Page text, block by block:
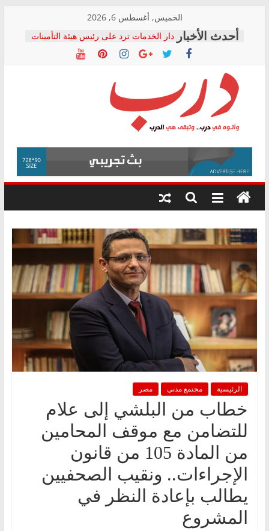
content
الخميس, أغسطس 6, 2026
دار الخدمات ترد على رئيس هيئة التأمينات
بعد مؤتمره الصحفي: إنكار الأزمة لا ينهي
معاناة أصحاب المعاشات.. ونطالب بكشف
فرحات سليمان يكتب: القطاع الصحي إلى
أين؟
حزب التحالف الشعبي يطلق لجنة “الحق
في الصحة” بالإسكندرية لرصد الانتهاكات
ودعم المرضى
الوزاري لمدينة الصحفيين.. وانتهاء أعمال
إنشاء المبنى الإداري
المجلس القومي لحقوق الإنسان يعلن
متابعة قضية الدكتور محمد زهران.. ويؤكد:
قرينة البراءة وضمانات المحاكمة العادلة
درب
وأتوه
درب..
وتبقى
هي
الرئيسية مجتمع مدني مصر
خطاب من البلشي إلى علام
للتضامن مع موقف المحامين
من المادة 105 من قانون
الإجراءات.. ونقيب الصحفيين
يطالب بإعادة النظر في
المشروع